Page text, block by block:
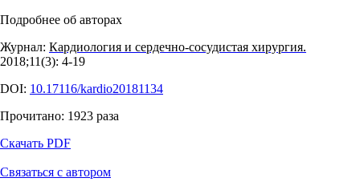
Подробнее об авторах
Журнал: Кардиология и сердечно-сосудистая хирургия.
2018;11(3): 4‑19
DOI: 10.17116/kardio20181134
Прочитано: 1923 раза
Скачать PDF
Связаться с автором